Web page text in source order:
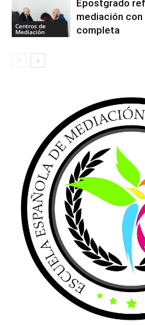
Centros de
Mediación
Epostgrado
mediación
completa